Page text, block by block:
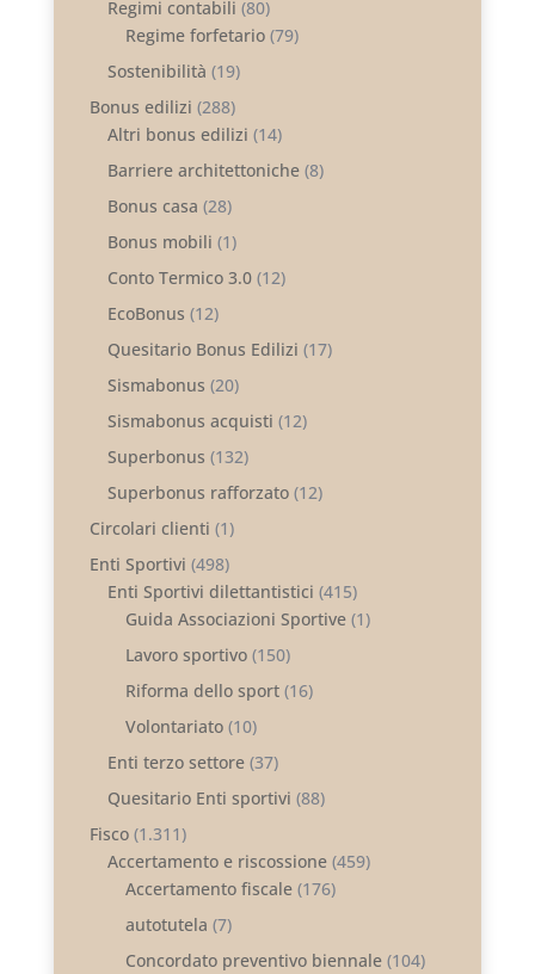
Regimi contabili (80)
Regime forfetario(79)
Sostenibilità (19)
Bonus edilizi (288)
Altri bonus edilizi (14)
Barriere architettoniche(8)
Bonus casa (28)
Bonus mobili (1)
Conto Termico 3.0(12)
EcoBonus (12)
Quesitario Bonus Edilizi (17)
Sismabonus (20)
Sismabonus acquisti (12)
Superbonus (132)
Superbonus rafforzato(12)
Circolari clienti (1)
Enti Sportivi (498)
Enti Sportivi dilettantistici (415)
Guida Associazioni Sportive(1)
Lavoro sportivo(150)
Riforma dello sport(16)
Volontariato(10)
Enti terzo settore(37)
Quesitario Enti sportivi (88)
Fisco(1.311)
Accertamento e riscossione(459)
Accertamento fiscale(176)
autotutela (7)
Concordato preventivo biennale(104)